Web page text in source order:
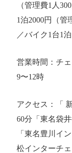
（管理費1人
1泊2000円（管
／バイク1台1
営業時間：チ
9〜12時
アクセス：「
60分「東名袋
「東名豊川イ
松インターチ